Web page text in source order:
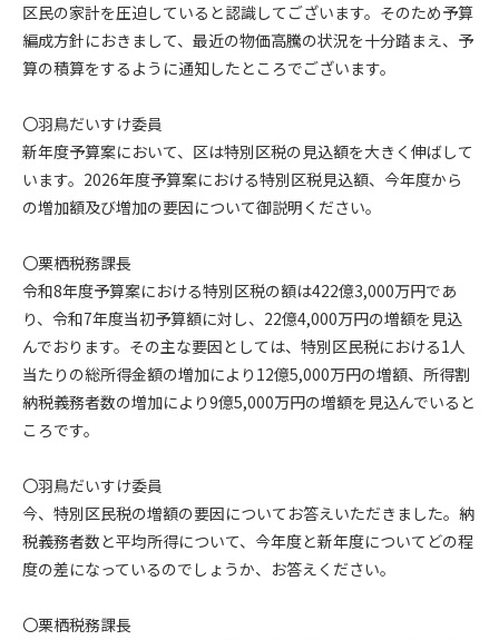
区民の家計を圧迫していると認識してございます。そのため予算
編成方針におきまして、最近の物価高騰の状況を十分踏まえ、予
算の積算をするように通知したところでございます。
〇羽鳥だいすけ委員
新年度予算案において、区は特別区税の見込額を大きく伸ばして
います。2026年度予算案における特別区税見込額、今年度から
の増加額及び増加の要因について御説明ください。
〇栗栖税務課長
令和8年度予算案における特別区税の額は422億3,000万円であ
り、令和7年度当初予算額に対し、22億4,000万円の増額を見込
んでおります。その主な要因としては、特別区民税における1人
当たりの総所得金額の増加により12億5,000万円の増額、所得割
納税義務者数の増加により9億5,000万円の増額を見込んでいると
ころです。
〇羽鳥だいすけ委員
今、特別区民税の増額の要因についてお答えいただきました。納
税義務者数と平均所得について、今年度と新年度についてどの程
度の差になっているのでしょうか、お答えください。
〇栗栖税務課長